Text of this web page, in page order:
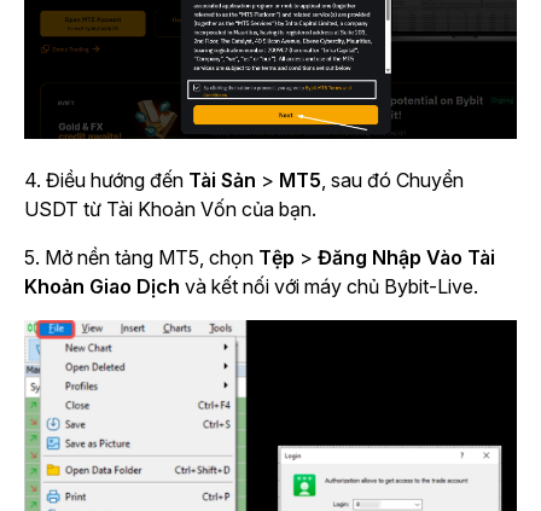
4. Điều hướng đến Tài Sản > MT5, sau đó Chuyển
USDT từ Tài Khoản Vốn của bạn.
5. Mở nền tảng MT5, chọn Tệp > Đăng Nhập Vào Tài
Khoản Giao Dịch và kết nối với máy chủ Bybit-Live.